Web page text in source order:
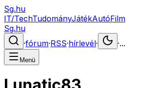
Sg.hu
IT/TechTudományJátékAutóFilm
Sg.hu
·fórum·RSS·hírlevél· ·...
Menü